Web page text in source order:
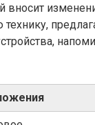
вносит